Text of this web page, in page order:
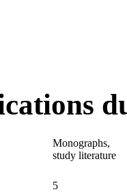
Monographs,
study literature
5